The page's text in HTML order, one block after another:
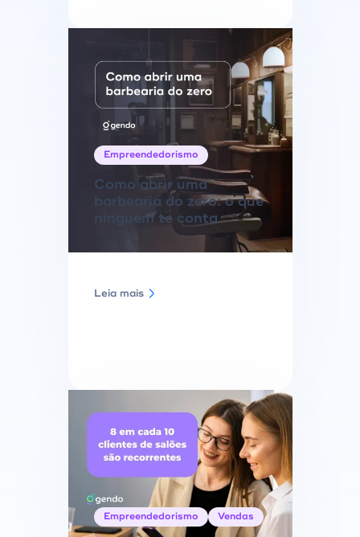
Empreendedorismo
Como abrir uma
barbearia do zero: o que
ninguém te conta
Leia mais
Empreendedorismo Vendas